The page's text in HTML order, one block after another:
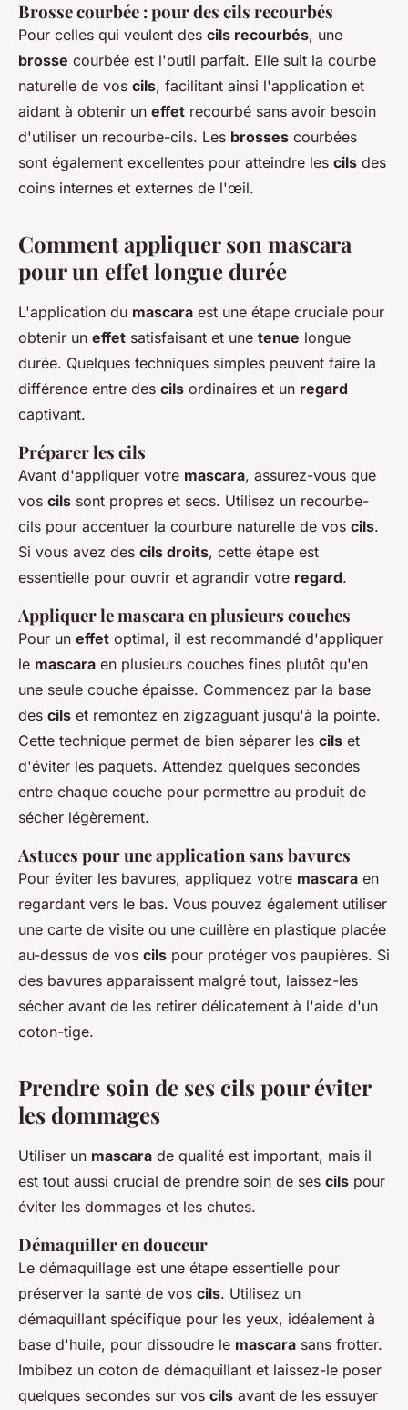
Brosse courbée : pour des cils recourbés
Pour celles qui veulent des cils recourbés, une
brosse courbée est l'outil parfait. Elle suit la courbe
naturelle de vos cils, facilitant ainsi l'application et
aidant à obtenir un effet recourbé sans avoir besoin
d'utiliser un recourbe-cils. Les brosses courbées
sont également excellentes pour atteindre les cils des
coins internes et externes de l'œil.
Comment appliquer son mascara
pour un effet longue durée
L'application du mascara est une étape cruciale pour
obtenir un effet satisfaisant et une tenue longue
durée. Quelques techniques simples peuvent faire la
différence entre des cils ordinaires et un regard
captivant.
Préparer les cils
Avant d'appliquer votre mascara, assurez-vous que
vos cils sont propres et secs. Utilisez un recourbe-
cils pour accentuer la courbure naturelle de vos cils.
Si vous avez des cils droits, cette étape est
essentielle pour ouvrir et agrandir votre regard.
Appliquer le mascara en plusieurs couches
Pour un effet optimal, il est recommandé d'appliquer
le mascara en plusieurs couches fines plutôt qu'en
une seule couche épaisse. Commencez par la base
des cils et remontez en zigzaguant jusqu'à la pointe.
Cette technique permet de bien séparer les cils et
d'éviter les paquets. Attendez quelques secondes
entre chaque couche pour permettre au produit de
sécher légèrement.
Astuces pour une application sans bavures
Pour éviter les bavures, appliquez votre mascara en
regardant vers le bas. Vous pouvez également utiliser
une carte de visite ou une cuillère en plastique placée
au-dessus de vos cils pour protéger vos paupières. Si
des bavures apparaissent malgré tout, laissez-les
sécher avant de les retirer délicatement à l'aide d'un
coton-tige.
Prendre soin de ses cils pour éviter
les dommages
Utiliser un mascara de qualité est important, mais il
est tout aussi crucial de prendre soin de ses cils pour
éviter les dommages et les chutes.
Démaquiller en douceur
Le démaquillage est une étape essentielle pour
préserver la santé de vos cils. Utilisez un
démaquillant spécifique pour les yeux, idéalement à
base d'huile, pour dissoudre le mascara sans frotter.
Imbibez un coton de démaquillant et laissez-le poser
quelques secondes sur vos cils avant de les essuyer